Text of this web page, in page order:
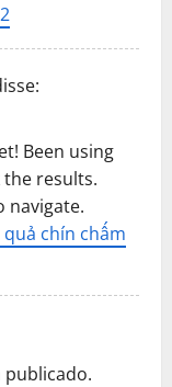
Been using
results.
navigate.
quả chín chấm
publicado.